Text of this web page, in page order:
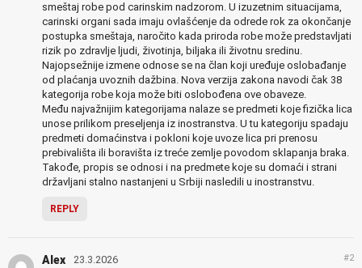
smeštaj robe pod carinskim nadzorom. U izuzetnim situacijama,
carinski organi sada imaju ovlašćenje da odrede rok za okončanje
postupka smeštaja, naročito kada priroda robe može predstavljati
rizik po zdravlje ljudi, životinja, biljaka ili životnu sredinu.
Najopsežnije izmene odnose se na član koji uređuje oslobađanje
od plaćanja uvoznih dažbina. Nova verzija zakona navodi čak 38
kategorija robe koja može biti oslobođena ove obaveze.
Među najvažnijim kategorijama nalaze se predmeti koje fizička lica
unose prilikom preseljenja iz inostranstva. U tu kategoriju spadaju
predmeti domaćinstva i pokloni koje uvoze lica pri prenosu
prebivališta ili boravišta iz treće zemlje povodom sklapanja braka.
Takođe, propis se odnosi i na predmete koje su domaći i strani
državljani stalno nastanjeni u Srbiji nasledili u inostranstvu.
REPLY
Alex 23.3.2026 #2